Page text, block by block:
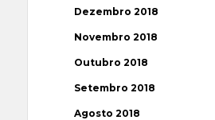
Dezembro 2018
Novembro 2018
Outubro 2018
Setembro 2018
Agosto 2018